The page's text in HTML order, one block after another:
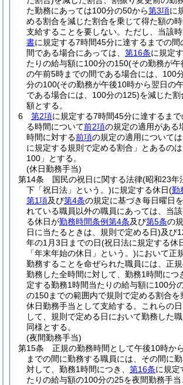
た勤務にあっては100分の50から第3項に
める割合を減じた割合を乗じて得た額の
支給することを要しない。 ただし、当該
書に規定する7時間45分に達するまでの間
間である場合にあっては、 第16条に規定
たりの給与額に100分の150(その勤務が午
の午前5時までの間である場合には、100
分の100(その勤務が午後10時から翌日の
である場合には、100分の125)を減じた
額とする。
6
第2項に規定する7時間45分に達するま
る時間について前2項の規定の適用がある
時間に対する前項の規定の適用については
に規定する規則で定める割合」とあるの
100」とする。
(休日勤務手当)
第14条
国民の祝日に関する法律(昭和23年
下「祝日法」という。)に規定する休日(勤
第1項及び第4条の規定に基づき毎日曜日
れている職員以外の職員にあっては、当
る休日が勤務時間条例第4条及び第5条の
日に当たるときは、規則で定める日)及び
年の1月3日までの日(祝日法に規定する休
「年末年始の休日」という。)において正
勤務することを命ぜられた職員には、正
勤務した全時間に対して、勤務1時間につ
定する勤務1時間当たりの給与額に100分
の150までの範囲内で規則で定める割合を
休日勤務手当として支給する。
これらの
して、規則で定める日において勤務した職
同様とする。
(夜間勤務手当)
第15条
正規の勤務時間として午後10時か
までの間に勤務する職員には、その間に
対して、勤務1時間につき、 第16条に規定
たりの給与額の100分の25を夜間勤務手